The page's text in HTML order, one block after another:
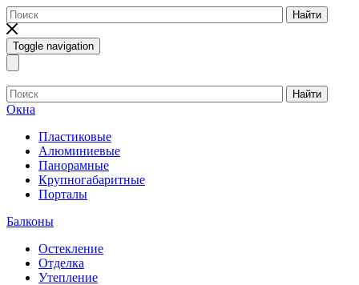
Найти
Toggle navigation
Найти
Окна
Пластиковые
Алюминиевые
Панорамные
Крупногабаритные
Порталы
Балконы
Остекление
Отделка
Утепление